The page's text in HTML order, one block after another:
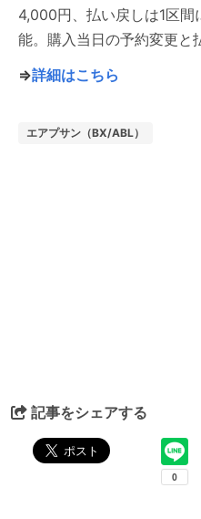
4,000円、払い戻しは1区
能。購入当日の予約変更と
⇒詳細はこちら
エアプサン（BX/ABL）
記事をシェアする